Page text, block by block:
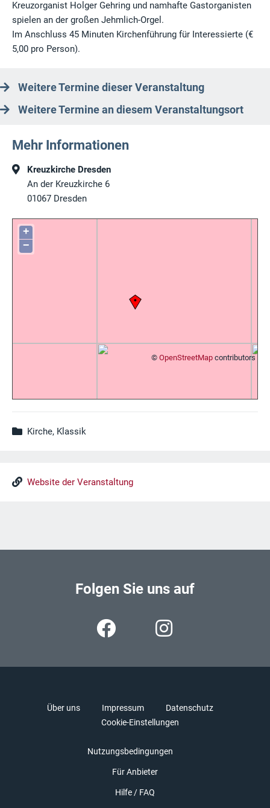
Kreuzorganist Holger Gehring und namhafte Gastorganisten
spielen an der großen Jehmlich-Orgel.
Im Anschluss 45 Minuten Kirchenführung für Interessierte (€
5,00 pro Person).
Weitere Termine dieser Veranstaltung
Weitere Termine an diesem Veranstaltungsort
Mehr Informationen
Kreuzkirche Dresden
An der Kreuzkirche 6
01067 Dresden
+
−
© OpenStreetMap contributors
Kirche, Klassik
Website der Veranstaltung
Folgen Sie uns auf
Über uns Impressum
Datenschutz
Cookie-Einstellungen
Nutzungsbedingungen
Für Anbieter
Hilfe / FAQ